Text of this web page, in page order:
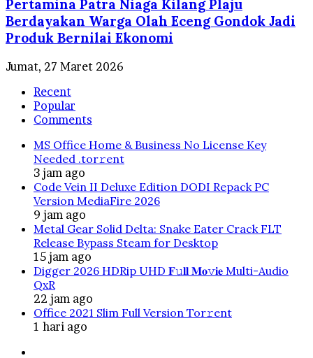
Pertamina Patra Niaga Kilang Plaju
Berdayakan Warga Olah Eceng Gondok Jadi
Produk Bernilai Ekonomi
Jumat, 27 Maret 2026
Recent
Popular
Comments
MS Office Home & Business No License Key
Needed .tоr𝚛еnt
3 jam ago
Code Vein II Deluxe Edition DODI Repack PC
Version MediaFire 2026
9 jam ago
Metal Gear Solid Delta: Snake Eater Crack FLT
Release Bypass Steam for Desktop
15 jam ago
Digger 2026 HDRip UHD 𝐅𝚞𝐥𝐥 𝐌𝐨𝚟𝐢𝐞 Multi-Audio
QxR
22 jam ago
Office 2021 Slim Full Version Tor𝚛ent
1 hari ago